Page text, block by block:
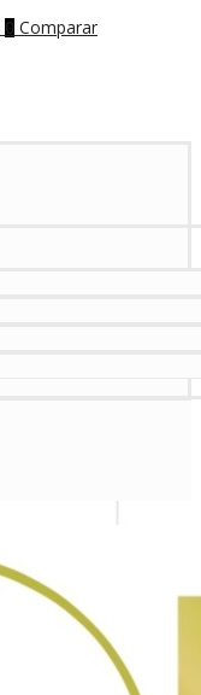
0 Comparar